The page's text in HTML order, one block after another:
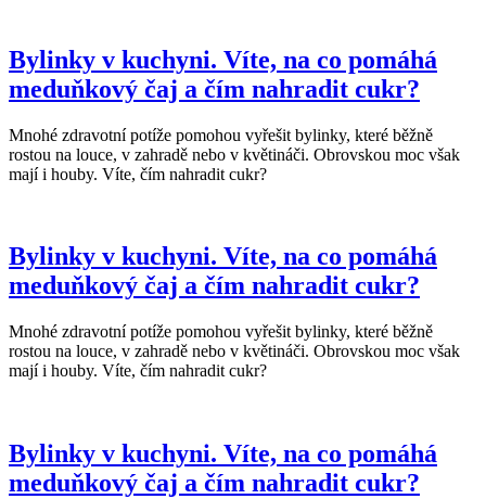
Bylinky v kuchyni. Víte, na co pomáhá
meduňkový čaj a čím nahradit cukr?
Mnohé zdravotní potíže pomohou vyřešit bylinky, které běžně
rostou na louce, v zahradě nebo v květináči. Obrovskou moc však
mají i houby. Víte, čím nahradit cukr?
Bylinky v kuchyni. Víte, na co pomáhá
meduňkový čaj a čím nahradit cukr?
Mnohé zdravotní potíže pomohou vyřešit bylinky, které běžně
rostou na louce, v zahradě nebo v květináči. Obrovskou moc však
mají i houby. Víte, čím nahradit cukr?
Bylinky v kuchyni. Víte, na co pomáhá
meduňkový čaj a čím nahradit cukr?